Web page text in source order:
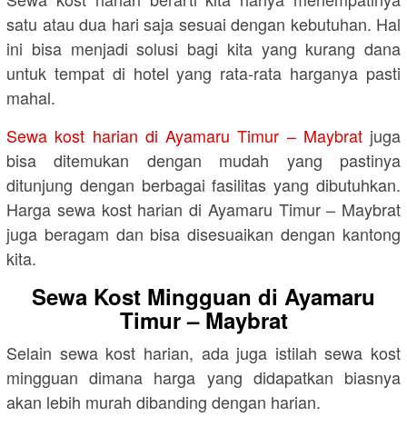
satu atau dua hari saja sesuai dengan kebutuhan. Hal
ini bisa menjadi solusi bagi kita yang kurang dana
untuk tempat di hotel yang rata-rata harganya pasti
mahal.
Sewa kost harian di Ayamaru Timur – Maybratjuga
bisa ditemukan dengan mudah yang pastinya
ditunjung dengan berbagai fasilitas yang dibutuhkan.
Harga sewa kost harian di Ayamaru Timur – Maybrat
juga beragam dan bisa disesuaikan dengan kantong
kita.
Sewa Kost Mingguan di Ayamaru
Timur – Maybrat
Selain sewa kost harian, ada juga istilah sewa kost
mingguan dimana harga yang didapatkan biasnya
akan lebih murah dibanding dengan harian.